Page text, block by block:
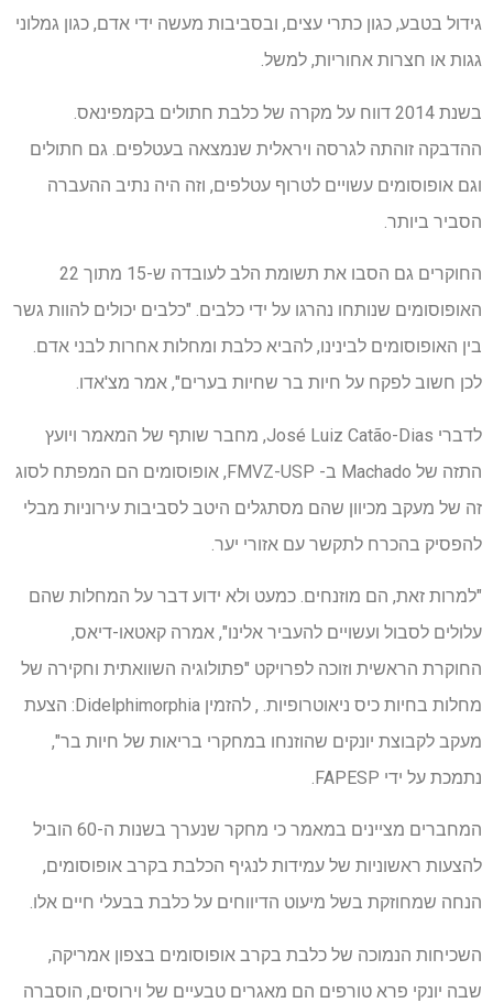
גידול בטבע, כגון כתרי עצים, ובסביבות מעשה ידי אדם, כגון גמלוני
גגות או חצרות אחוריות, למשל.
בשנת 2014 דווח על מקרה של כלבת חתולים בקמפינאס.
ההדבקה זוהתה לגרסה ויראלית שנמצאה בעטלפים. גם חתולים
וגם אופוסומים עשויים לטרוף עטלפים, וזה היה נתיב ההעברה
הסביר ביותר.
החוקרים גם הסבו את תשומת הלב לעובדה ש-15 מתוך 22
האופוסומים שנותחו נהרגו על ידי כלבים. "כלבים יכולים להוות גשר
בין האופוסומים לבינינו, להביא כלבת ומחלות אחרות לבני אדם.
לכן חשוב לפקח על חיות בר שחיות בערים", אמר מצ'אדו.
לדברי José Luiz Catão-Dias, מחבר שותף של המאמר ויועץ
התזה של Machado ב- FMVZ-USP, אופוסומים הם המפתח לסוג
זה של מעקב מכיוון שהם מסתגלים היטב לסביבות עירוניות מבלי
להפסיק בהכרח לתקשר עם אזורי יער.
"למרות זאת, הם מוזנחים. כמעט ולא ידוע דבר על המחלות שהם
עלולים לסבול ועשויים להעביר אלינו", אמרה קאטאו-דיאס,
החוקרת הראשית וזוכה לפרויקט "פתולוגיה השוואתית וחקירה של
מחלות בחיות כיס ניאוטרופיות. , להזמין Didelphimorphia: הצעת
מעקב לקבוצת יונקים שהוזנחו במחקרי בריאות של חיות בר",
נתמכת על ידי FAPESP.
המחברים מציינים במאמר כי מחקר שנערך בשנות ה-60 הוביל
להצעות ראשוניות של עמידות לנגיף הכלבת בקרב אופוסומים,
הנחה שמחוזקת בשל מיעוט הדיווחים על כלבת בבעלי חיים אלו.
השכיחות הנמוכה של כלבת בקרב אופוסומים בצפון אמריקה,
שבה יונקי פרא טורפים הם מאגרים טבעיים של וירוסים, הוסברה